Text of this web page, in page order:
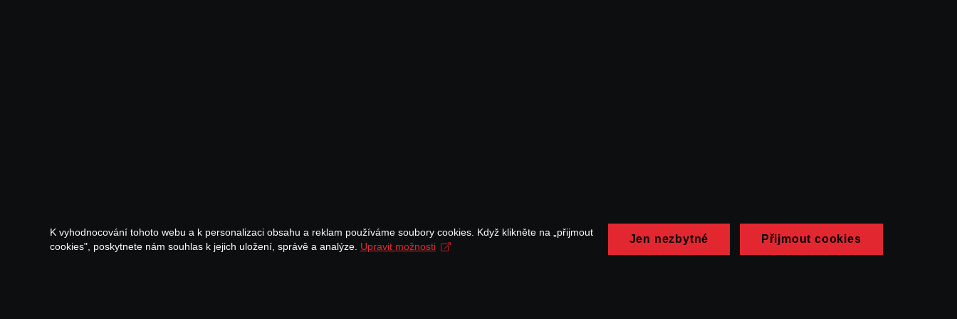
K vyhodnocování tohoto webu a k personalizaci obsahu a reklam používáme soubory cookies. Když klikněte na „přijmout
cookies", poskytnete nám souhlas k jejich uložení, správě a analýze. Upravit možnosti
Jen nezbytné Přijmout cookies